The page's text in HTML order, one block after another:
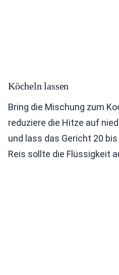
Köcheln lassen
Bring die Mischung zum
reduziere die Hitze auf
und lass das Gericht 20
Reis sollte die Flüssigkeit